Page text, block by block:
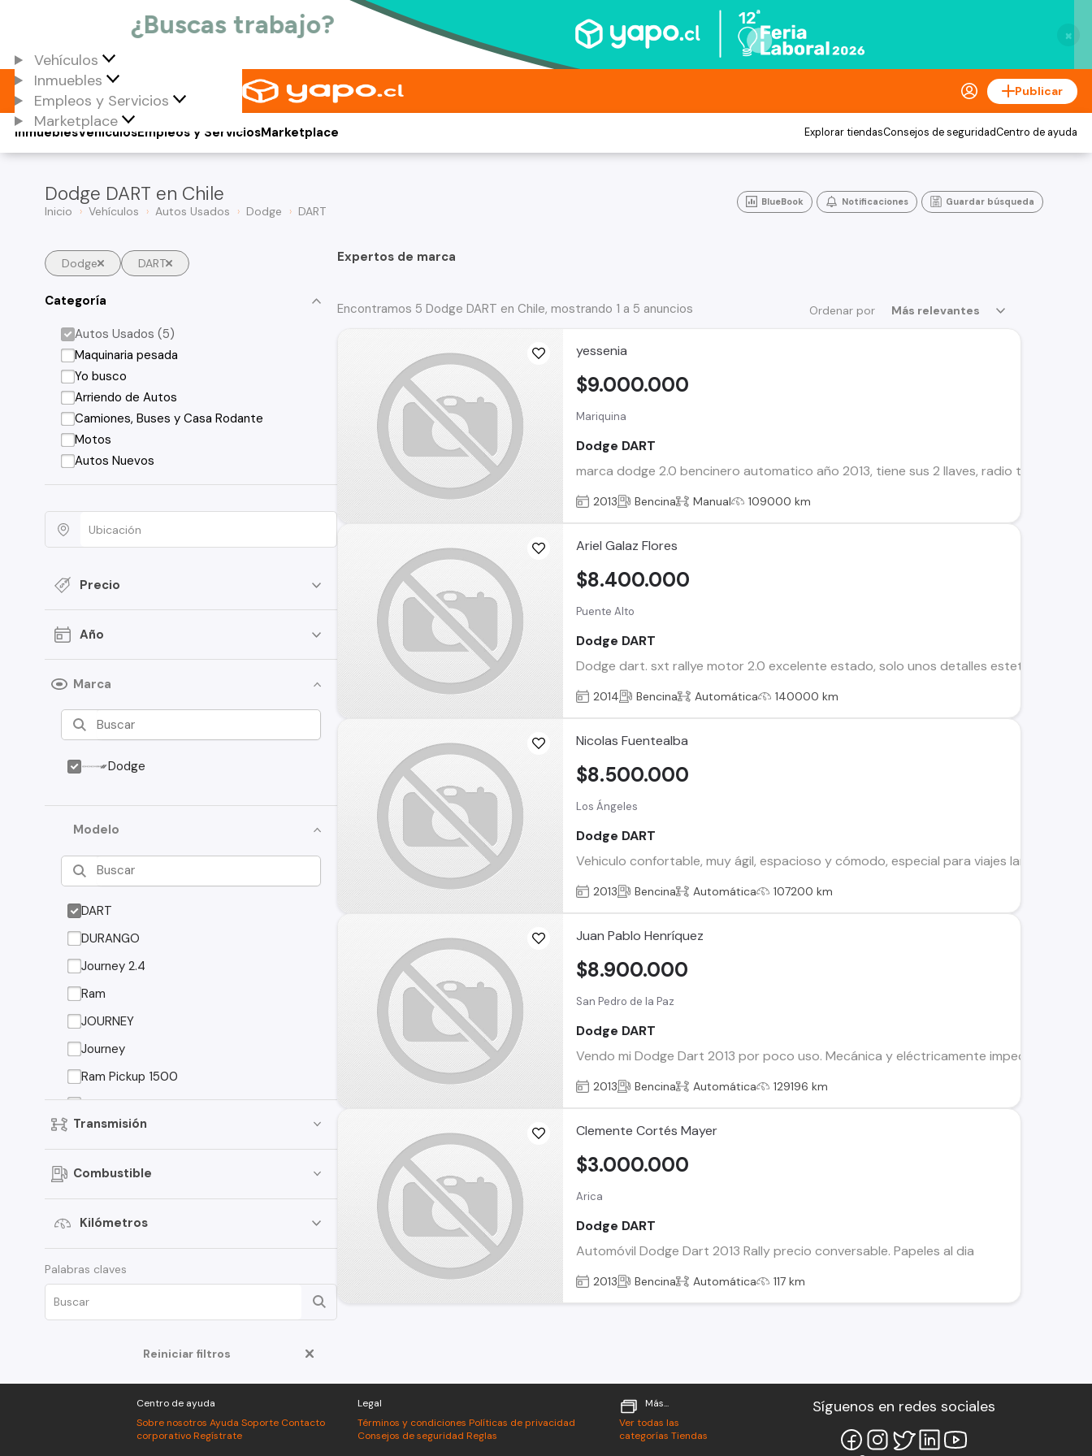
×
Vehículos
Inmuebles
Empleos y Servicios
Marketplace
Publicar
Vehículos
Inmuebles Empleos y ServiciosMarketplace Explorar tiendasConsejos de seguridadCentro de ayuda
Dodge DART en Chile
Inicio Vehículos Autos Usados Dodge DART
BlueBook Notificaciones Guardar búsqueda
Dodge DART
Categoría
Autos Usados (5)
Maquinaria pesada
Yo busco
Arriendo de Autos
Camiones, Buses y Casa Rodante
Motos
Autos Nuevos
Precio
Año
Marca
Dodge
Modelo
DART
DURANGO
Journey 2.4
Ram
JOURNEY
Journey
Ram Pickup 1500
CHALLENGER
Caliber
CHARGER
Caravan
Challenger
Durango
Grand Caravan
Magnum
Transmisión
Combustible
Kilómetros
Palabras claves
Reiniciar filtros
Expertos de marca
Ordenar por Más relevantes
Encontramos 5 Dodge DART en Chile, mostrando 1 a 5 anuncios
yessenia
Mariquina
Dodge DART
marca dodge 2.0 bencinero automatico año 2013, tiene sus 2 llaves, radio touch,
$9.000.000
2013 Bencina Manual 109000 km
Ariel Galaz Flores
Puente Alto
Dodge DART
Dodge dart. sxt rallye motor 2.0 excelente estado, solo unos detalles esteticos en
$8.400.000
2014 Bencina Automática 140000 km
Nicolas Fuentealba
Los Ángeles
Dodge DART
Vehiculo confortable, muy ágil, espacioso y cómodo, especial para viajes largos en
$8.500.000
2013 Bencina Automática 107200 km
Juan Pablo Henríquez
San Pedro de la Paz
Dodge DART
Vendo mi Dodge Dart 2013 por poco uso. Mecánica y eléctricamente impecable, se
$8.900.000
2013 Bencina Automática 129196 km
Clemente Cortés Mayer
Arica
Dodge DART
Automóvil Dodge Dart 2013 Rally precio conversable. Papeles al dia
$3.000.000
2013 Bencina Automática 117 km
Centro de ayuda
Sobre nosotros Ayuda Soporte Contacto
corporativo Regístrate
Legal
Términos y condiciones Políticas de privacidad
Consejos de seguridad Reglas
Más...
Ver todas las
categorías Tiendas
Síguenos en redes sociales